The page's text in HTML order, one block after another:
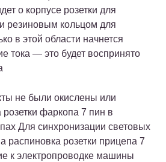
о корпусе розетки для
резиновым кольцом для
в этой области начнется
тока — это будет воспринято
не были окислены или
розетки фаркопа 7 пин в
Для синхронизации световых
распиновка розетки прицепа 7
к электропроводке машины